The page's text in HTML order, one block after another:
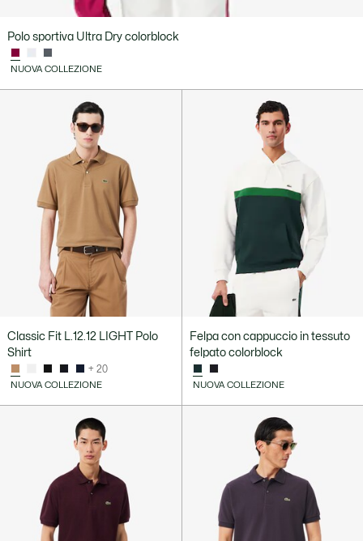
Polo sportiva Ultra Dry colorblock
NUOVA COLLEZIONE
Classic Fit L.12.12 LIGHT Polo
Shirt
+ 20
NUOVA COLLEZIONE
Felpa con cappuccio in tessuto
felpato colorblock
NUOVA COLLEZIONE